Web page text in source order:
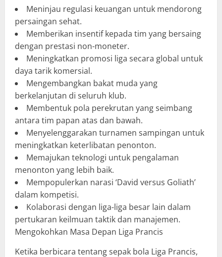
Meninjau regulasi keuangan untuk mendorong
persaingan sehat.
Memberikan insentif kepada tim yang bersaing
dengan prestasi non-moneter.
Meningkatkan promosi liga secara global untuk
daya tarik komersial.
Mengembangkan bakat muda yang
berkelanjutan di seluruh klub.
Membentuk pola perekrutan yang seimbang
antara tim papan atas dan bawah.
Menyelenggarakan turnamen sampingan untuk
meningkatkan keterlibatan penonton.
Memajukan teknologi untuk pengalaman
menonton yang lebih baik.
Mempopulerkan narasi ‘David versus Goliath’
dalam kompetisi.
Kolaborasi dengan liga-liga besar lain dalam
pertukaran keilmuan taktik dan manajemen.
Mengokohkan Masa Depan Liga Prancis
Ketika berbicara tentang sepak bola Liga Prancis,